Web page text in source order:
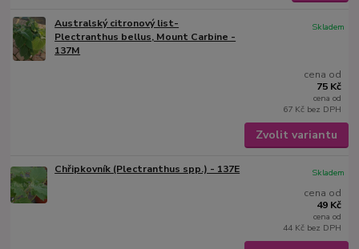
Australský citronový list-
Plectranthus bellus, Mount Carbine -
137M
cena od
75 Kč
cena od
67 Kč bez DPH
Skladem
Zvolit variantu
Chřipkovník (Plectranthus spp.) - 137E
cena od
49 Kč
cena od
44 Kč bez DPH
Skladem